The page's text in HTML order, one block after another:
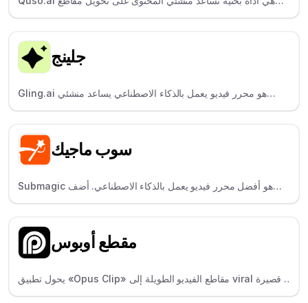
فيديو YouTube على الفور إلى ملاحظات وملخصات وأفكار.
جلينج
Gling.ai هو محرر فيديو يعمل بالذكاء الاصطناعي يساعد منشئي
المحتوى على حذف الصمت والأخطاء من مقاطع الفيديو الناطقة -
سوب ماجيك
Submagic هو أفضل محرر فيديو يعمل بالذكاء الاصطناعي. أضف
viral بأكثر من 100 لغة إلى أي فيديو، وأنشئ viral ، في غضون
مقطع أوبوس
يحول تطبيق «Opus Clip» مقاطع الفيديو الطويلة إلى viral قصيرة
viral باستخدام الذكاء الاصطناعي. وقد صُمم هذا التطبيق لإعادة